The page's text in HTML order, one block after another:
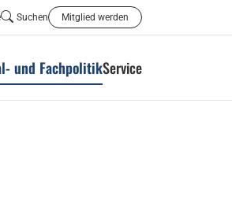
Suchen Mitglied werden
und FachpolitikService